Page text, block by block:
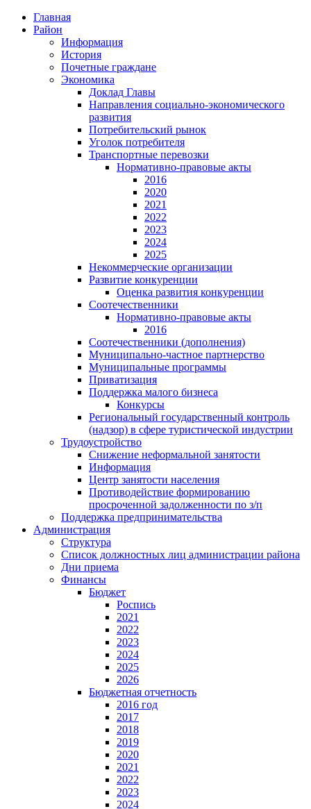
Главная
Район
Информация
История
Почетные граждане
Экономика
Доклад Главы
Направления социально-экономического
развития
Потребительский рынок
Уголок потребителя
Транспортные перевозки
Нормативно-правовые акты
2016
2020
2021
2022
2023
2024
2025
Некоммерческие организации
Развитие конкуренции
Оценка развития конкуренции
Соотечественники
Нормативно-правовые акты
2016
Соотечественники (дополнения)
Муниципально-частное партнерство
Муниципальные программы
Приватизация
Поддержка малого бизнеса
Конкурсы
Региональный государственный контроль
(надзор) в сфере туристической индустрии
Трудоустройство
Снижение неформальной занятости
Информация
Центр занятости населения
Противодействие формированию
просроченной задолженности по з/п
Поддержка предпринимательства
Администрация
Структура
Список должностных лиц администрации района
Дни приема
Финансы
Бюджет
Роспись
2021
2022
2023
2024
2025
2026
Бюджетная отчетность
2016 год
2017
2018
2019
2020
2021
2022
2023
2024